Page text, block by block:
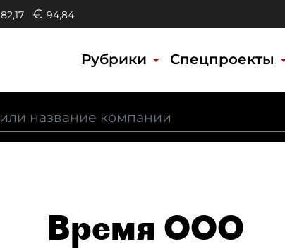
82,17 € 94,84
Рубрики Спецпроекты
Время ООО